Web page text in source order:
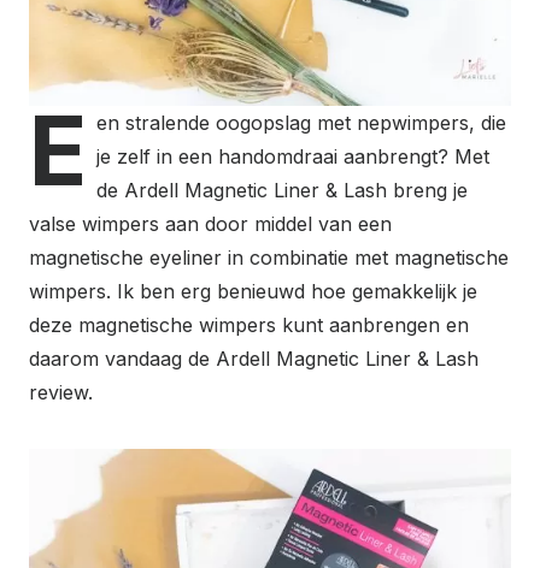
E en stralende oogopslag met nepwimpers, die
je zelf in een handomdraai aanbrengt? Met
de Ardell Magnetic Liner & Lash breng je
valse wimpers aan door middel van een
magnetische eyeliner in combinatie met magnetische
wimpers. Ik ben erg benieuwd hoe gemakkelijk je
deze magnetische wimpers kunt aanbrengen en
daarom vandaag de Ardell Magnetic Liner & Lash
review.